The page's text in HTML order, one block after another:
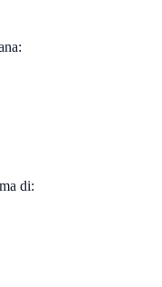
di: